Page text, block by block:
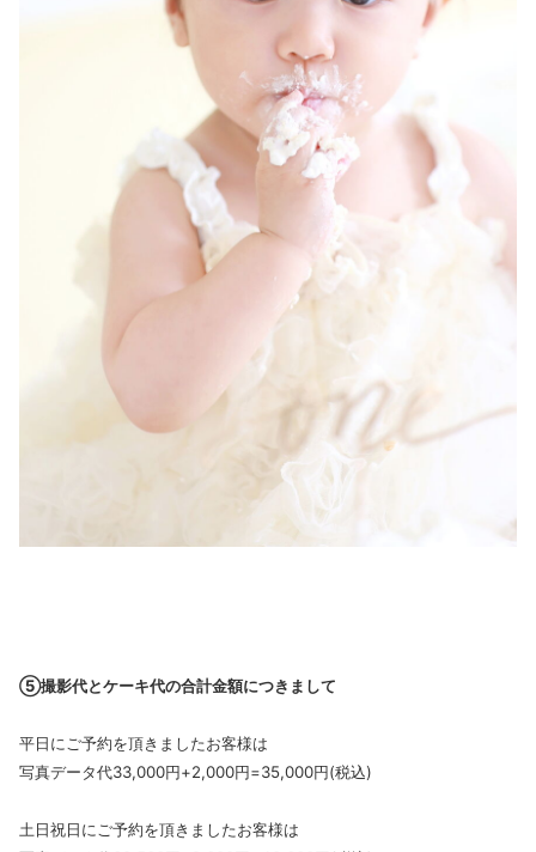
⑤撮影代とケーキ代の合計金額につきまして
平日にご予約を頂きましたお客様は
写真データ代33,000円+2,000円=35,000円(税込)
土日祝日にご予約を頂きましたお客様は